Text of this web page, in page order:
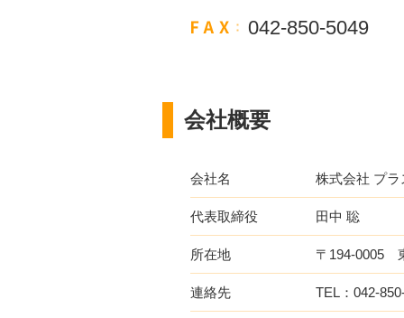
042-850-5049
会社概要
会社名 株式会社 プ
代表取締役 田中 聡
所在地 〒194-0005
連絡先 TEL：042-